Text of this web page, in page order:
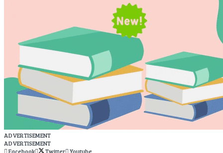
ADVERTISEMENT
ADVERTISEMENT
Facebook
Twitter Youtube